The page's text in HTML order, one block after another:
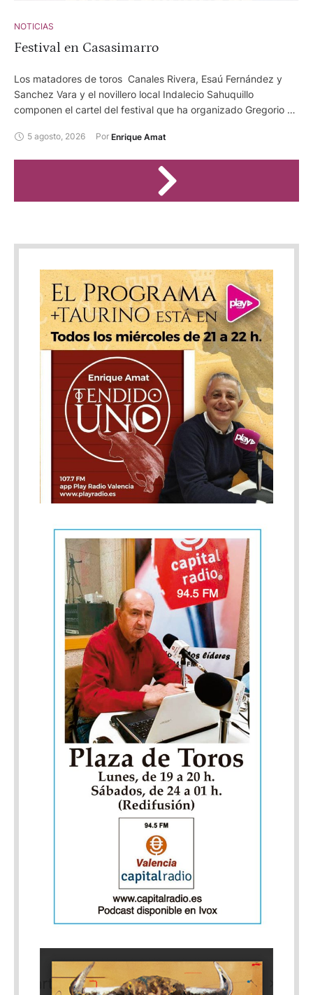
NOTICIAS
Festival en Casasimarro
Los matadores de toros Canales Rivera, Esaú Fernández y
Sanchez Vara y el novillero local Indalecio Sahuquillo
componen el cartel del festival que ha organizado Gregorio de
conquense de Casasimarro. Será el día 24 de agosto, con
5 agosto, 2026 Por Enrique Amat